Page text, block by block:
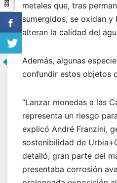
metales que, tras
sumergidos, se oxidan y
alteran la calidad del
Además, algunas
confundir estos objetos
“Lanzar monedas a las
representa un riesgo
explicó André Franzini,
sostenibilidad de
detalló, gran parte del
presentaba corrosión